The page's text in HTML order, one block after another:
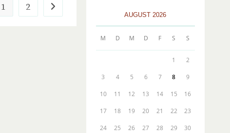
1 2 Gehe zur nächsten Seite
AUGUST 2026
M D M D F S S
1 2
3 4 5 6 7 8 9
10 11 12 13 14 15 16
17 18 19 20 21 22 23
24 25 26 27 28 29 30